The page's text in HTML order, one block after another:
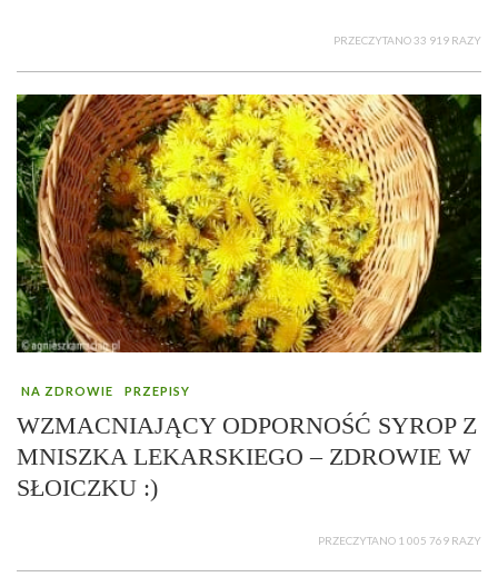
PRZECZYTANO 33 919 RAZY
NA ZDROWIE PRZEPISY
WZMACNIAJĄCY ODPORNOŚĆ SYROP Z
MNISZKA LEKARSKIEGO – ZDROWIE W
SŁOICZKU :)
PRZECZYTANO 1 005 769 RAZY